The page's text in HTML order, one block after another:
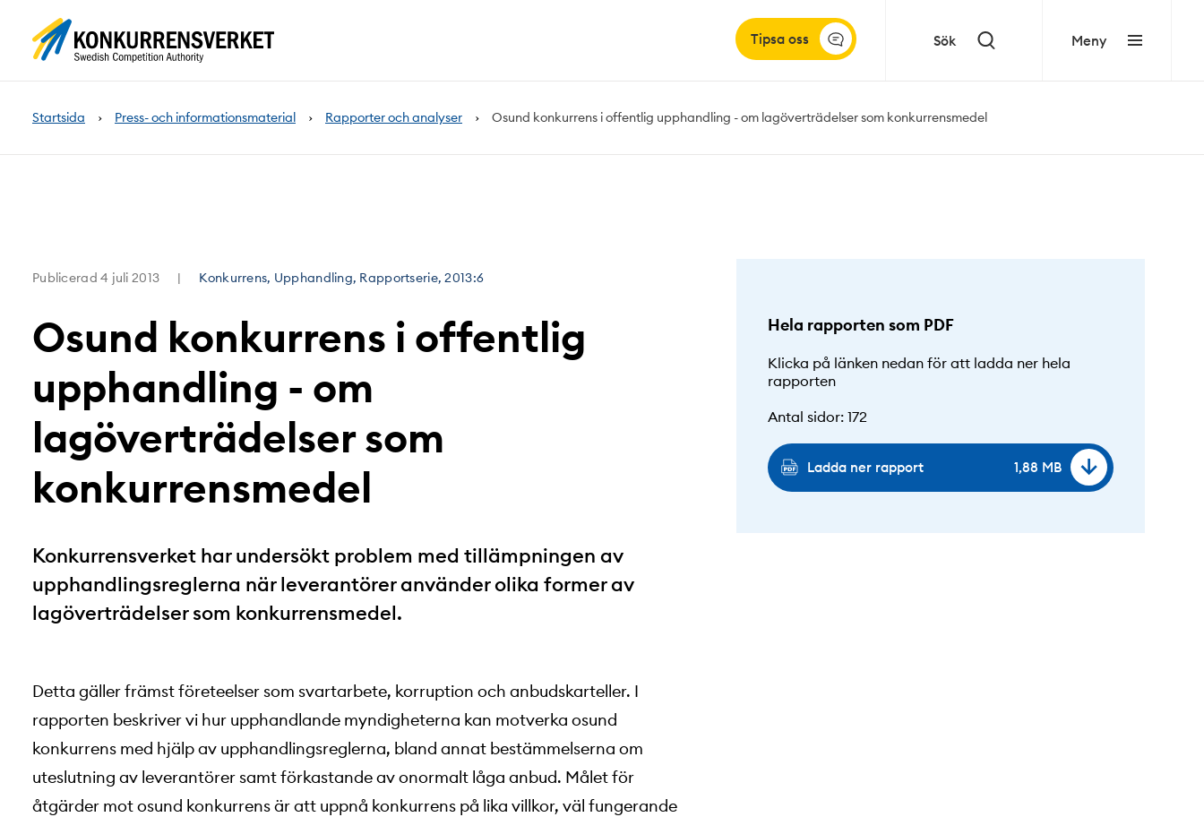
Tipsa oss Sök Meny
Startsida Press- och informationsmaterial Rapporter och analyser Osund konkurrens i offentlig upphandling - om lagöverträdelser som konkurrensmedel
Publicerad 4 juli 2013 Konkurrens, Upphandling, Rapportserie, 2013:6
Osund konkurrens i offentlig
upphandling - om
lagöverträdelser som
konkurrensmedel
Konkurrensverket har undersökt problem med tillämpningen av
upphandlingsreglerna när leverantörer använder olika former av
lagöverträdelser som konkurrensmedel.
Detta gäller främst företeelser som svartarbete, korruption och anbudskarteller. I
rapporten beskriver vi hur upphandlande myndigheterna kan motverka osund
konkurrens med hjälp av upphandlingsreglerna, bland annat bestämmelserna om
uteslutning av leverantörer samt förkastande av onormalt låga anbud. Målet för
åtgärder mot osund konkurrens är att uppnå konkurrens på lika villkor, väl fungerande
Hela rapporten som PDF
Klicka på länken nedan för att ladda ner hela
rapporten
Antal sidor: 172
Ladda ner rapport 1,88 MB